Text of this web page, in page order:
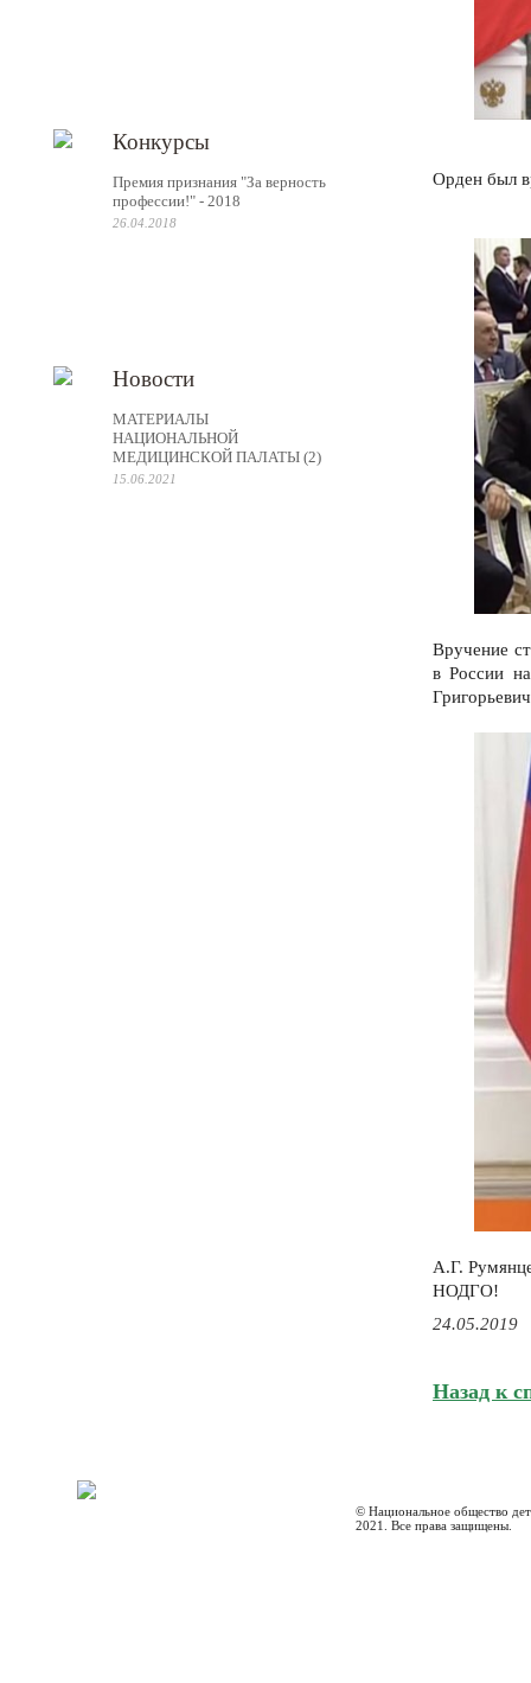
Конкурсы
Премия признания "За верность
профессии!" - 2018
26.04.2018
Новости
МАТЕРИАЛЫ
НАЦИОНАЛЬНОЙ
МЕДИЦИНСКОЙ ПАЛАТЫ (2)
15.06.2021
Орден был
Вручение
в России
А.Г.
НОДГО!
24.05.2019
Назад к
© Национальное общество
2021. Все права защищены.